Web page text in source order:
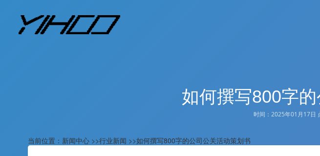
如何撰写800字
时间：2025年01月17日
当前位置： 新闻中心 >>行业新闻 >>如何撰写800字的公司公关活动策划书